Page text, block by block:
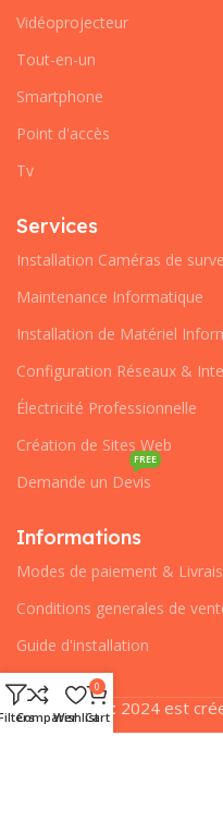
Vidéoprojecteur
Tout-en-un
Smartphone
Point d'accès
Tv
Services
Installation Caméras de
Maintenance Informatique
Installation de Matériel
Configuration Réseaux &
Électricité Professionnelle
Création de Sites Web
Demande un Devis
FREE
Informations
Modes de paiement &
Conditions generales de
Guide d'installation
Pcplanet 2024 est
ComparerWishlist
0
Cart